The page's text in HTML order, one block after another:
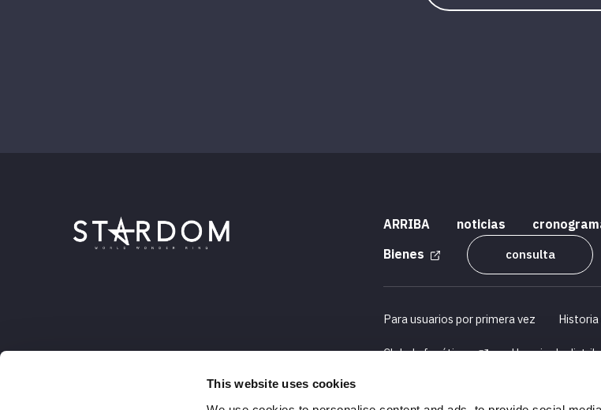
This website uses cookies
ARRIBA noticias
Bienes
consulta
Para usuarios por primera vez
Club de fanáticos Horario de